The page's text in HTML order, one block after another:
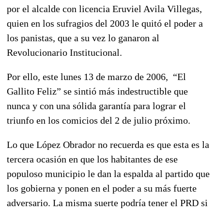
por el alcalde con licencia Eruviel Avila Villegas,
quien en los sufragios del 2003 le quitó el poder a
los panistas, que a su vez lo ganaron al
Revolucionario Institucional.
Por ello, este lunes 13 de marzo de 2006, “El
Gallito Feliz” se sintió más indestructible que
nunca y con una sólida garantía para lograr el
triunfo en los comicios del 2 de julio próximo.
Lo que López Obrador no recuerda es que esta es la
tercera ocasión en que los habitantes de ese
populoso municipio le dan la espalda al partido que
los gobierna y ponen en el poder a su más fuerte
adversario. La misma suerte podría tener el PRD si